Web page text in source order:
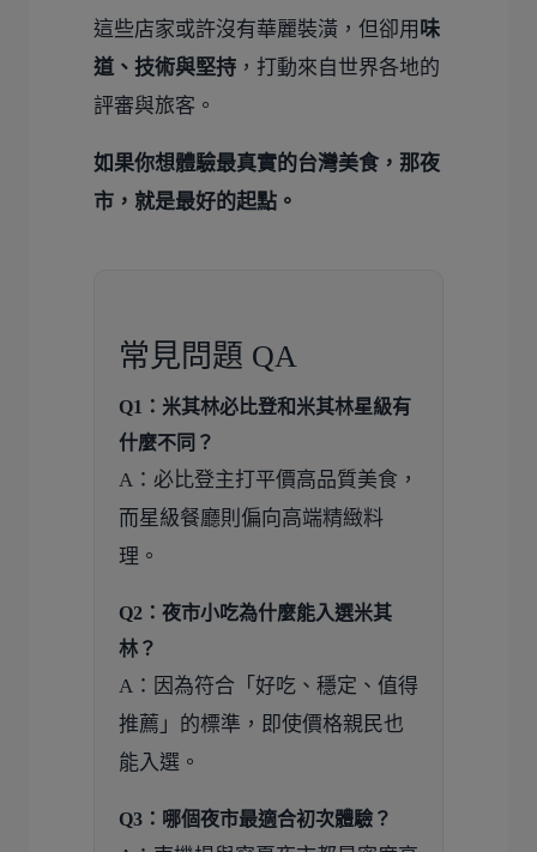
這些店家或許沒有華麗裝潢，但卻用 味
道、技術與堅持 ，打動來自世界各地的
評審與旅客。
如果你想體驗最真實的台灣美食，那夜
市，就是最好的起點。
常見問題 QA
Q1：米其林必比登和米其林星級有
什麼不同？
A：必比登主打平價高品質美食，
而星級餐廳則偏向高端精緻料
理。
Q2：夜市小吃為什麼能入選米其
林？
A：因為符合「好吃、穩定、值得
推薦」的標準，即使價格親民也
能入選。
Q3：哪個夜市最適合初次體驗？